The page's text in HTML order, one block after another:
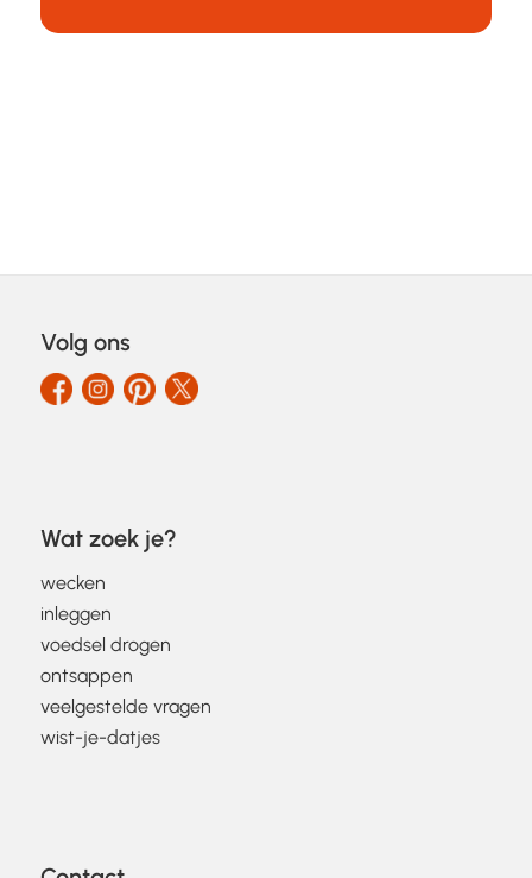
Volg ons
Wat zoek je?
wecken
inleggen
voedsel drogen
ontsappen
veelgestelde vragen
wist-je-datjes